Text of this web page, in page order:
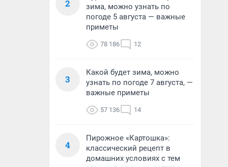
2
зима, можно узнать по
погоде 5 августа — важные
приметы
78 186 12
3
Какой будет зима, можно
узнать по погоде 7 августа, —
важные приметы
57 136 14
4
Пирожное «Картошка»:
классический рецепт в
домашних условиях с тем